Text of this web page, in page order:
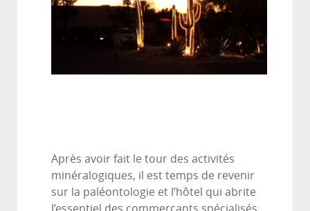
Après avoir fait le tour des activités
minéralogiques, il est temps de revenir
sur la paléontologie et l’hôtel qui abrite